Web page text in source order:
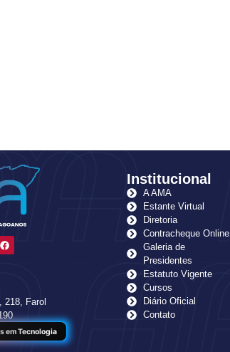
218, Farol
em Tecnologia
Institucional
A AMA
Estante Virtual
Diretoria
Contracheque Online
Galeria de
Presidentes
Estatuto Vigente
Cursos
Diário Oficial
Contato